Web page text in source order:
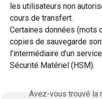
les utilisateurs non
cours de transfert.
Certaines données (mots
copies de sauvegarde
l’intermédiaire d’un
Sécurité Matériel (HSM).
Avez-vous trouvé la